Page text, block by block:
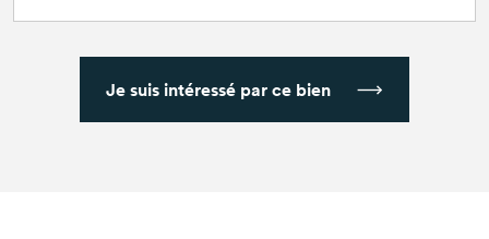
Je suis intéressé par ce bien